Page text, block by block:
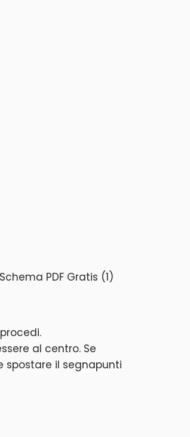
al centro. Se
spostare il segnapunti